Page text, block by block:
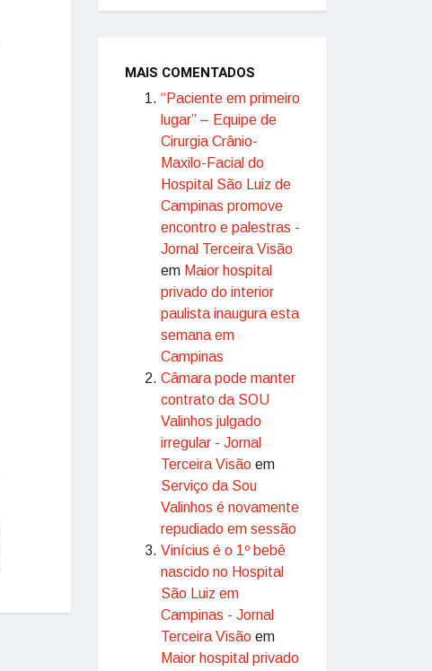
MAIS COMENTADOS
“Paciente em primeiro
lugar” – Equipe de
Cirurgia Crânio-
Maxilo-Facial do
Hospital São Luiz de
Campinas promove
encontro e palestras -
Jornal Terceira Visão
em Maior hospital
privado do interior
paulista inaugura esta
semana em
Campinas
Câmara pode manter
contrato da SOU
Valinhos julgado
irregular - Jornal
Terceira Visão em
Serviço da Sou
Valinhos é novamente
repudiado em sessão
Vinícius é o 1º bebê
nascido no Hospital
São Luiz em
Campinas - Jornal
Terceira Visão em
Maior hospital privado